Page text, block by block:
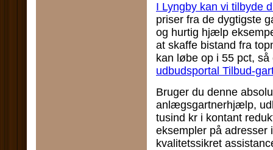
I Lyngby kan vi tilbyde
priser fra de dygtigste
og hurtig hjælp
at skaffe bistand fra
kan løbe op i 55 pct,
udbudsportal Tilbud-
Bruger du denne
anlægsgartnerhjælp,
tusind kr i kontant
eksempler på adresser
kvalitetssikret